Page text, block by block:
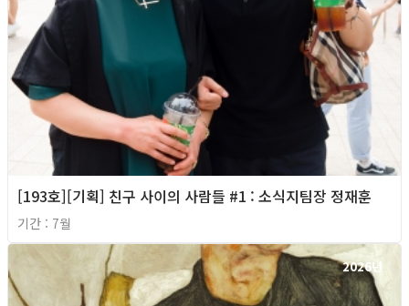
[193호][기획] 친구 사이의 사람들 #1 : 소식지팀장 정재훈
기간 : 7월
2026년